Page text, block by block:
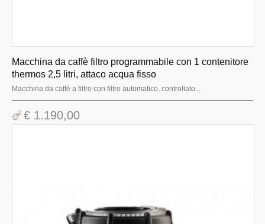
Macchina da caffè filtro programmabile con 1 contenitore
thermos 2,5 litri, attaco acqua fisso
Macchina da caffè a filtro con filtro automatico, controllato...
€ 1.190,00